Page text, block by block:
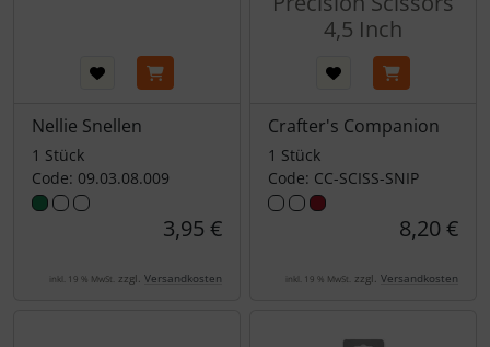
Nellie Snellen
1 Stück
Code: 09.03.08.009
3,95 €
inkl. 19 % MwSt. zzgl. Versandkosten
4,5 Inch
Crafter's Companion
1 Stück
Code: CC-SCISS-SNIP
8,20 €
inkl. 19 % MwSt. zzgl. Versandkosten